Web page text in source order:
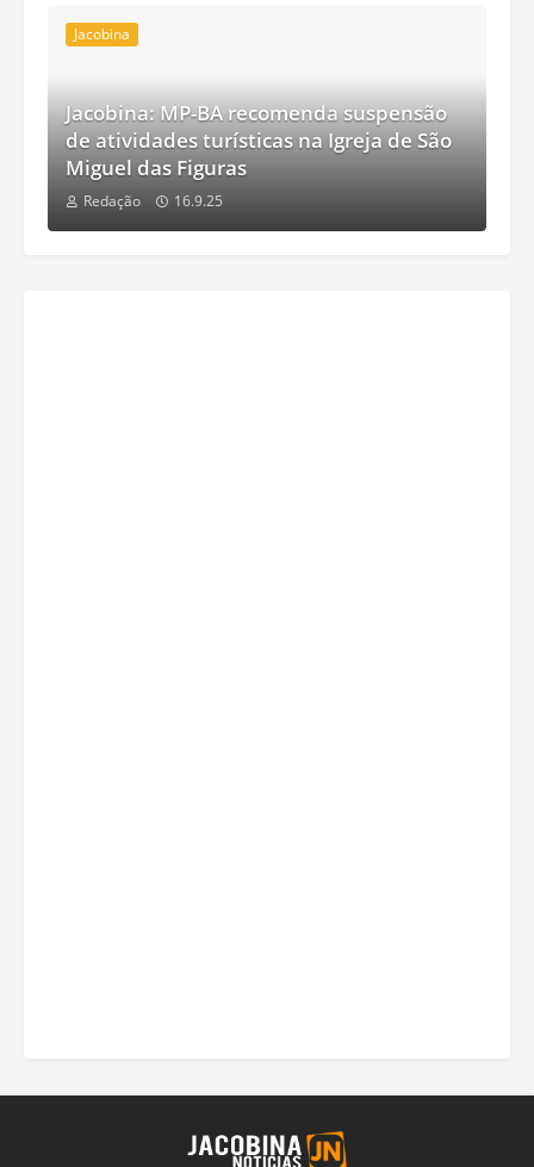
Jacobina
Jacobina: MP-BA recomenda suspensão
de atividades turísticas na Igreja de São
Miguel das Figuras
Redação 16.9.25